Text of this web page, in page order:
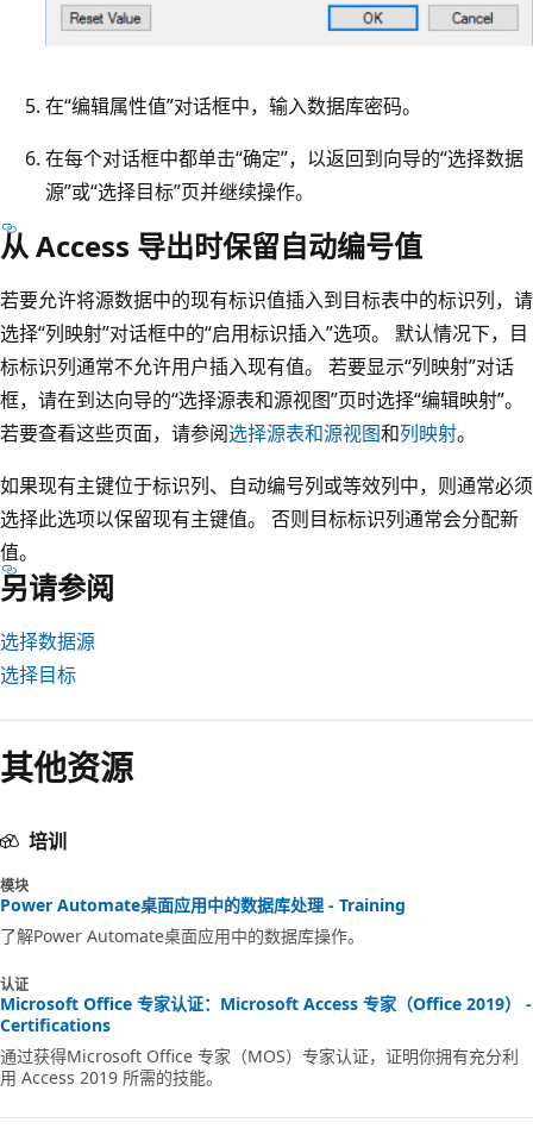
在“编辑属性值”对话框中，输入数据库密码。
在每个对话框中都单击“确定”，以返回到向导的“选择数据
源”或“选择目标”页并继续操作。
从 Access 导出时保留自动编号值
若要允许将源数据中的现有标识值插入到目标表中的标识列，请
选择“列映射”对话框中的“启用标识插入”选项。 默认情况下，目
标标识列通常不允许用户插入现有值。 若要显示“列映射”对话
框，请在到达向导的“选择源表和源视图”页时选择“编辑映射”。
若要查看这些页面，请参阅选择源表和源视图和列映射。
如果现有主键位于标识列、自动编号列或等效列中，则通常必须
选择此选项以保留现有主键值。 否则目标标识列通常会分配新
值。
另请参阅
选择数据源
选择目标
其他资源
培训
模块
Power Automate桌面应用中的数据库处理 - Training
了解Power Automate桌面应用中的数据库操作。
认证
Microsoft Office 专家认证：Microsoft Access 专家（Office 2019） -
Certifications
通过获得Microsoft Office 专家（MOS）专家认证，证明你拥有充分利
用 Access 2019 所需的技能。